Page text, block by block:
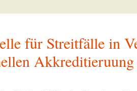
für Streitfälle in